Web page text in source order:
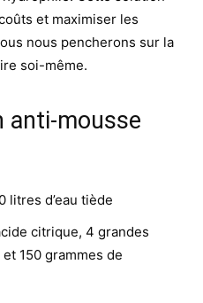
et maximiser les
nous pencherons sur la
soi-même.
anti-mousse
litres d’eau tiède
citrique, 4 grandes
150 grammes de